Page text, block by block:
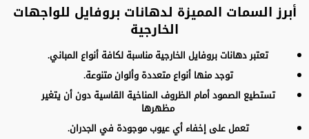
أبرز السمات المميزة لدهانات بروفايل للواجهات
الخارجية
تعتبر دهانات بروفايل الخارجية مناسبة لكافة أنواع المباني.
توجد منها أنواع متعددة وألوان متنوعة.
تستطيع الصمود أمام الظروف المناخية القاسية دون أن يتغير
مظهرها
تعمل على إخفاء أي عيوب موجودة في الجدران.